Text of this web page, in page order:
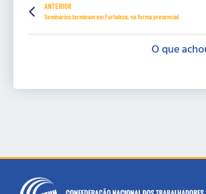
ANTERIOR
Seminários terminam em Fortaleza, na forma presencial
O que